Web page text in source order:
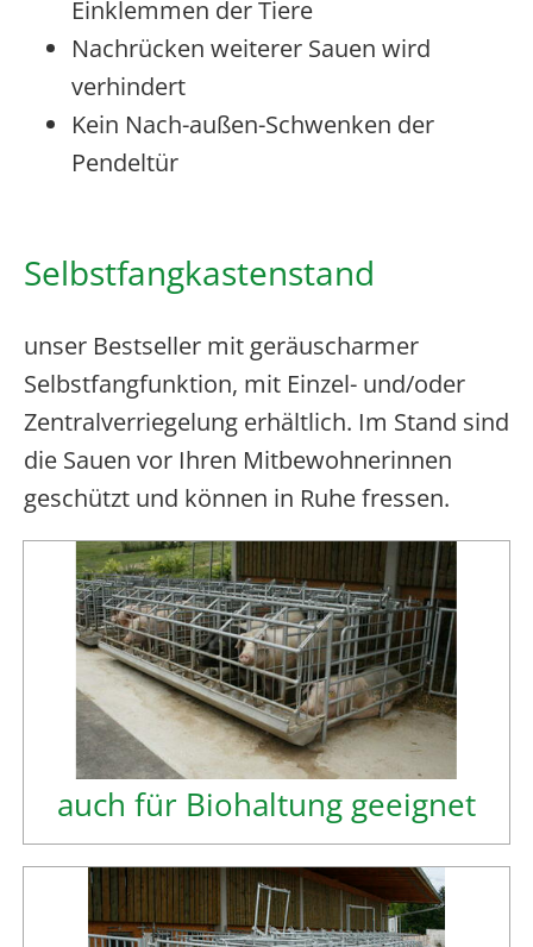
Einklemmen der Tiere
Nachrücken weiterer Sauen wird
verhindert
Kein Nach-außen-Schwenken der
Pendeltür
Selbstfangkastenstand
unser Bestseller mit geräuscharmer
Selbstfangfunktion, mit Einzel- und/oder
Zentralverriegelung erhältlich. Im Stand sind
die Sauen vor Ihren Mitbewohnerinnen
geschützt und können in Ruhe fressen.
auch für Biohaltung geeignet